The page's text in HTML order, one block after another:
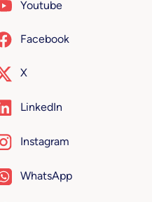
Youtube
Facebook
X
LinkedIn
Instagram
WhatsApp